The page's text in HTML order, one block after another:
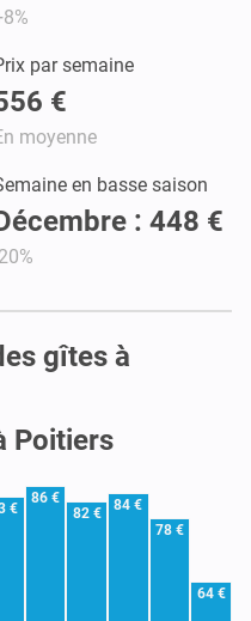
par semaine
€
moyenne
en basse saison
: 448 €
gîtes à
Poitiers
€
86 €
82 € 84 €
78 €
64 €